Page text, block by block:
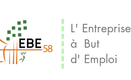
L' Entreprise
à But
d' Emploi